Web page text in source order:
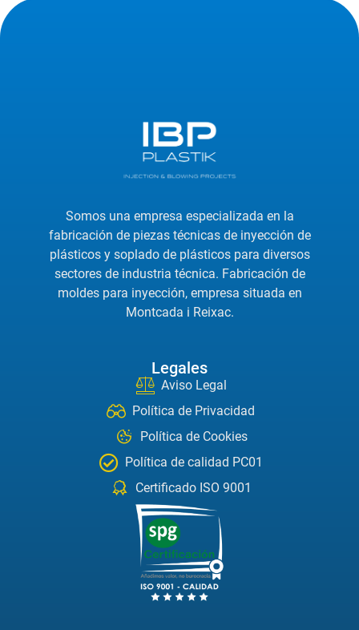
Somos una empresa especializada en la
fabricación de piezas técnicas de inyección de
plásticos y soplado de plásticos para diversos
sectores de industria técnica. Fabricación de
moldes para inyección, empresa situada en
Montcada i Reixac.
Legales
Aviso Legal
Política de Privacidad
Política de Cookies
Política de calidad PC01
Certificado ISO 9001